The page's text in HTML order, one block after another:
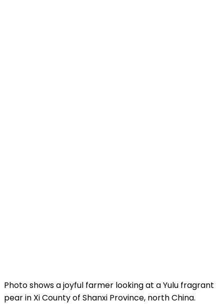
Photo shows a joyful farmer looking at a Yulu fragrant
pear in Xi County of Shanxi Province, north China.